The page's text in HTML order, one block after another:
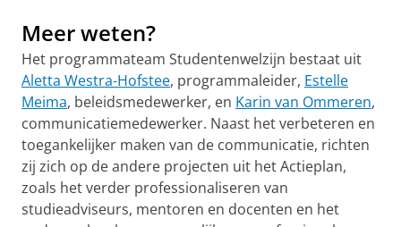
Meer weten?
Het programmateam Studentenwelzijn bestaat uit
Aletta Westra-Hofstee, programmaleider, Estelle
Meima, beleidsmedewerker, en Karin van Ommeren,
communicatiemedewerker. Naast het verbeteren en
toegankelijker maken van de communicatie, richten
zij zich op de andere projecten uit het Actieplan,
zoals het verder professionaliseren van
studieadviseurs, mentoren en docenten en het